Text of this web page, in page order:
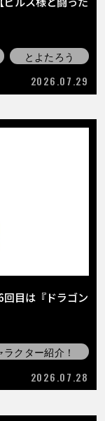
とよたろう
2026.07.29
目は『ドラゴン
クター紹介！
2026.07.28